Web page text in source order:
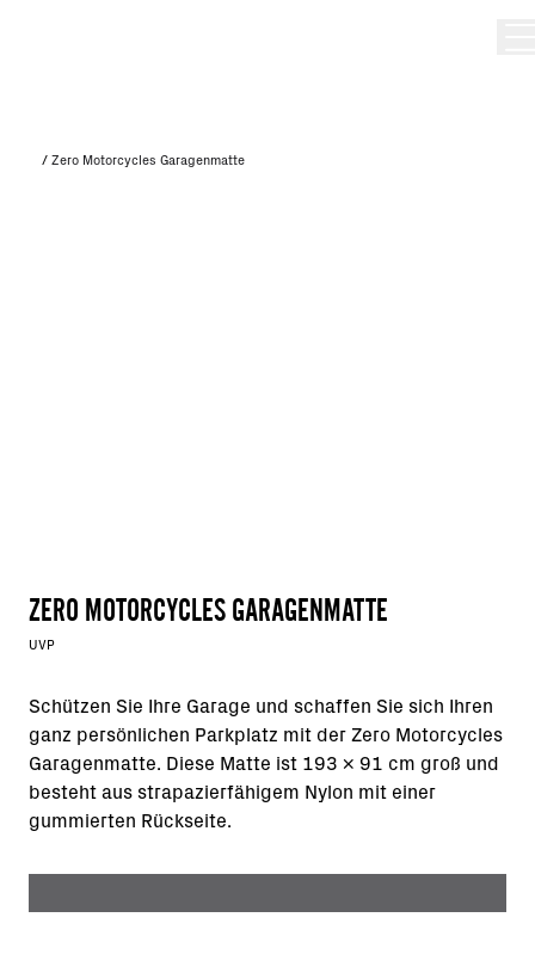
/ Zero Motorcycles Garagenmatte
ZERO MOTORCYCLES GARAGENMATTE
UVP
Schützen Sie Ihre Garage und schaffen Sie sich Ihren
ganz persönlichen Parkplatz mit der Zero Motorcycles
Garagenmatte. Diese Matte ist 193 x 91 cm groß und
besteht aus strapazierfähigem Nylon mit einer
gummierten Rückseite.